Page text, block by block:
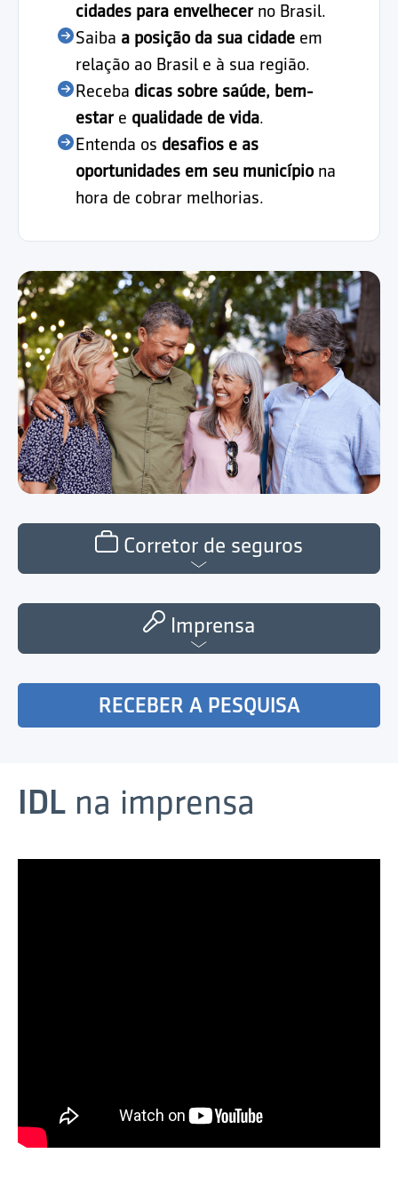
Corretor de seguros
Imprensa
cidades para envelhecerno Brasil.
Saiba a posição da sua cidade em
relação ao Brasil e à sua região.
Receba dicas sobre saúde, bem-
estare qualidade de vida.
Entenda os desafios e as
oportunidades em seu município na
hora de cobrar melhorias.
RECEBER A PESQUISA
IDL na imprensa